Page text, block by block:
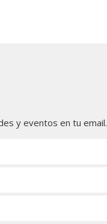
y eventos en tu email.